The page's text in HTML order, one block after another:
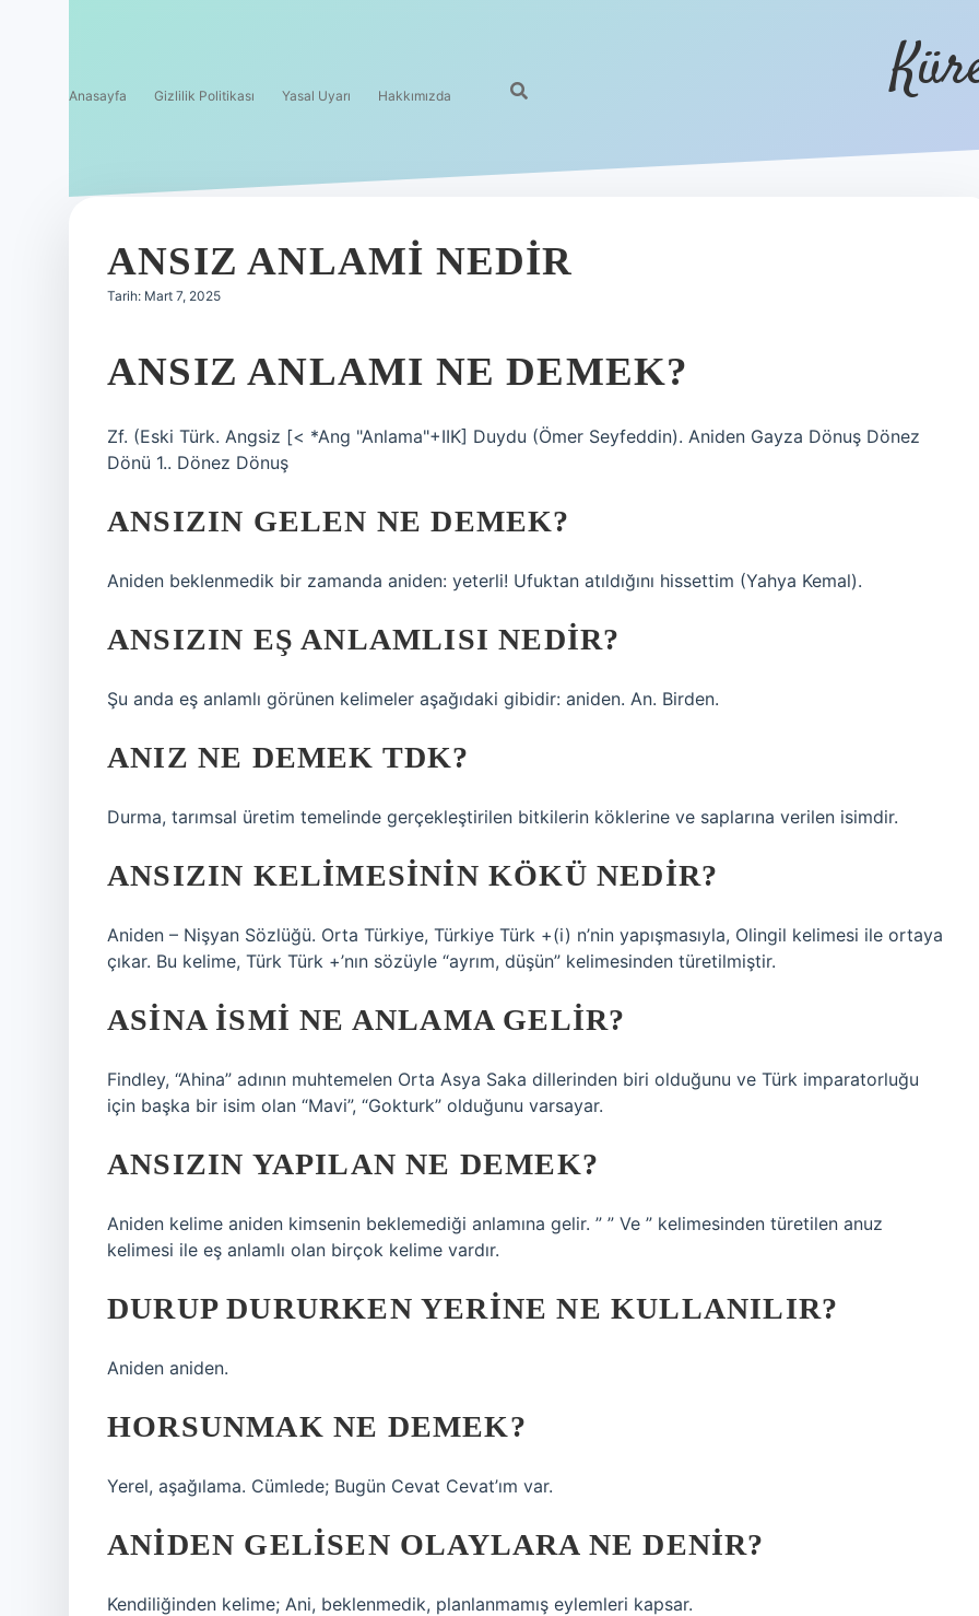
Anasayfa Gizlilik Politikası Yasal Uyarı Hakkımızda
ANSIZ ANLAMI NEDIR
Tarih: Mart 7, 2025
ANSIZ ANLAMI NE DEMEK?
Zf. (Eski Türk. Angsiz [< *Ang "Anlama"+IIK] Duydu (Ömer Seyfeddin). Aniden Gayza Dönuş Dönez
Dönü 1.. Dönez Dönuş
ANSIZIN GELEN NE DEMEK?
Aniden beklenmedik bir zamanda aniden: yeterli! Ufuktan atıldığını hissettim (Yahya Kemal).
ANSIZIN EŞ ANLAMLISI NEDIR?
Şu anda eş anlamlı görünen kelimeler aşağıdaki gibidir: aniden. An. Birden.
ANIZ NE DEMEK TDK?
Durma, tarımsal üretim temelinde gerçekleştirilen bitkilerin köklerine ve saplarına verilen isimdir.
ANSIZIN KELIMESININ KÖKÜ NEDIR?
Aniden – Nişyan Sözlüğü. Orta Türkiye, Türkiye Türk +(i) n’nin yapışmasıyla, Olingil kelimesi ile ortaya
çıkar. Bu kelime, Türk Türk +’nın sözüyle “ayrım, düşün” kelimesinden türetilmiştir.
ASINA ISMI NE ANLAMA GELIR?
Findley, “Ahina” adının muhtemelen Orta Asya Saka dillerinden biri olduğunu ve Türk imparatorluğu
için başka bir isim olan “Mavi”, “Gokturk” olduğunu varsayar.
ANSIZIN YAPILAN NE DEMEK?
Aniden kelime aniden kimsenin beklemediği anlamına gelir. ” ” Ve ” kelimesinden türetilen anuz
kelimesi ile eş anlamlı olan birçok kelime vardır.
DURUP DURURKEN YERINE NE KULLANILIR?
Aniden aniden.
HORSUNMAK NE DEMEK?
Yerel, aşağılama. Cümlede; Bugün Cevat Cevat’ım var.
ANIDEN GELISEN OLAYLARA NE DENIR?
Kendiliğinden kelime; Ani, beklenmedik, planlanmamış eylemleri kapsar.